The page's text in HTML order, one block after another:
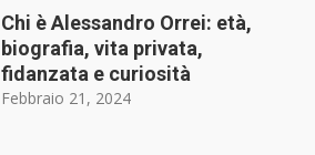
Chi è Alessandro Orrei: età,
biografia, vita privata,
fidanzata e curiosità
Febbraio 21, 2024